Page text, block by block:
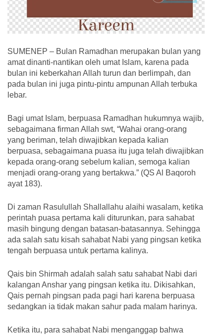
SUMENEP – Bulan Ramadhan merupakan bulan yang
amat dinanti-nantikan oleh umat Islam, karena pada
bulan ini keberkahan Allah turun dan berlimpah, dan
pada bulan ini juga pintu-pintu ampunan Allah terbuka
lebar.
Bagi umat Islam, berpuasa Ramadhan hukumnya wajib,
sebagaimana firman Allah swt, “Wahai orang-orang
yang beriman, telah diwajibkan kepada kalian
berpuasa, sebagaimana puasa itu juga telah diwajibkan
kepada orang-orang sebelum kalian, semoga kalian
menjadi orang-orang yang bertakwa.” (QS Al Baqoroh
ayat 183).
Di zaman Rasulullah Shallallahu alaihi wasalam, ketika
perintah puasa pertama kali diturunkan, para sahabat
masih bingung dengan batasan-batasannya. Sehingga
ada salah satu kisah sahabat Nabi yang pingsan ketika
tengah berpuasa untuk pertama kalinya.
Qais bin Shirmah adalah salah satu sahabat Nabi dari
kalangan Anshar yang pingsan ketika itu. Dikisahkan,
Qais pernah pingsan pada pagi hari karena berpuasa
sedangkan ia tidak makan sahur pada malam harinya.
Ketika itu, para sahabat Nabi menganggap bahwa